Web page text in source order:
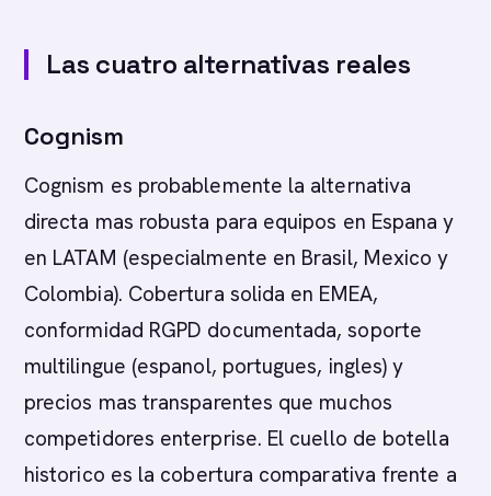
Las cuatro alternativas reales
Cognism
Cognism es probablemente la alternativa
directa mas robusta para equipos en Espana y
en LATAM (especialmente en Brasil, Mexico y
Colombia). Cobertura solida en EMEA,
conformidad RGPD documentada, soporte
multilingue (espanol, portugues, ingles) y
precios mas transparentes que muchos
competidores enterprise. El cuello de botella
historico es la cobertura comparativa frente a